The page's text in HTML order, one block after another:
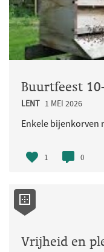
LENT 1 MEI 2026
1 0